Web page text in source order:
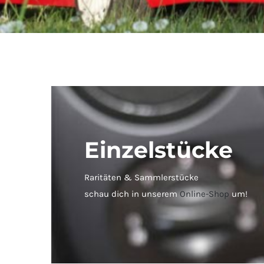
Einzelstücke
Raritäten & Sammlerstücke
schau dich in unseremOnline-Shop um!